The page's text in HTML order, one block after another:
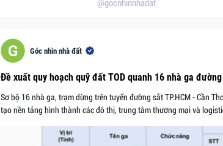
@gocnhinnhadat
Góc nhìn nhà đất
Đề xuất quy hoạch quỹ đất TOD quanh 16 nhà ga
Sơ bộ 16 nhà ga, trạm dừng trên tuyến đường sắt TP.HCM - Cần
tạo nền tảng hình thành các đô thị, trung tâm thương mại và